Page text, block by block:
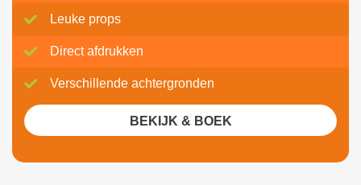
Leuke props
Direct afdrukken
Verschillende achtergronden
BEKIJK & BOEK